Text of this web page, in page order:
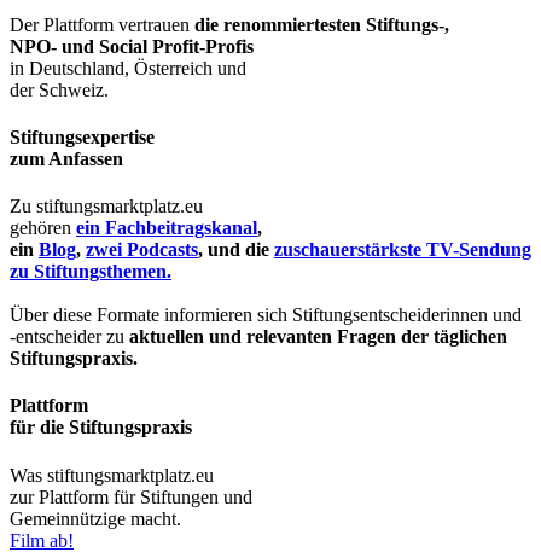
Der Plattform vertrauen die renommiertesten Stiftungs-,
NPO- und Social Profit-Profis
in Deutschland, Österreich und
der Schweiz.
Stiftungsexpertise
zum Anfassen
Zu stiftungsmarktplatz.eu
gehören ein Fachbeitragskanal,
ein Blog, zwei Podcasts, und die zuschauerstärkste TV-Sendung
zu Stiftungsthemen.
Über diese Formate informieren sich Stiftungsentscheiderinnen und
-entscheider zu aktuellen und relevanten Fragen der täglichen
Stiftungspraxis.
Plattform
für die Stiftungspraxis
Was stiftungsmarktplatz.eu
zur Plattform für Stiftungen und
Gemeinnützige macht.
Film ab!